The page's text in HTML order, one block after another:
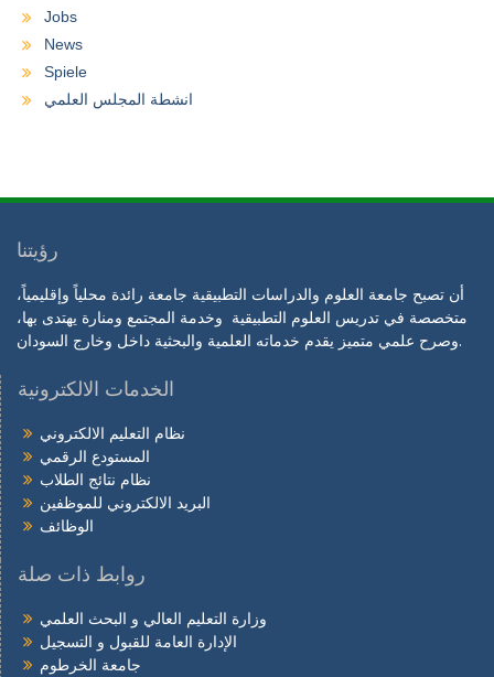
Jobs
News
Spiele
انشطة المجلس العلمي
رؤيتنا
أن تصبح جامعة العلوم والدراسات التطبيقية جامعة رائدة محلياً وإقليمياً،
متخصصة في تدريس العلوم التطبيقية وخدمة المجتمع ومنارة يهتدى بها،
وصرح علمي متميز يقدم خدماته العلمية والبحثية داخل وخارج السودان.
الخدمات الالكترونية
نظام التعليم الالكتروني
المستودع الرقمي
نظام نتائج الطلاب
البريد الالكتروني للموظفين
الوظائف
روابط ذات صلة
وزارة التعليم العالي و البحث العلمي
الإدارة العامة للقبول و التسجيل
جامعة الخرطوم